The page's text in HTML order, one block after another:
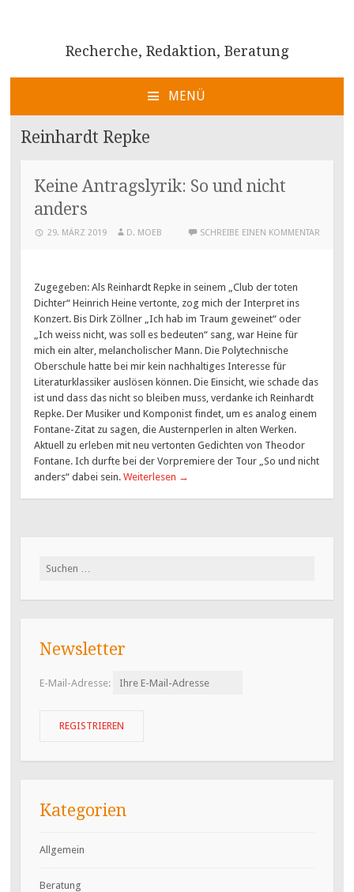
Recherche, Redaktion, Beratung
MENÜ
ZUM
INHALT
Reinhardt Repke
Keine Antragslyrik: So und nicht
anders
29. MÄRZ 2019 D. MOEB SCHREIBE EINEN KOMMENTAR
Zugegeben: Als Reinhardt Repke in seinem „Club der toten
Dichter“ Heinrich Heine vertonte, zog mich der Interpret ins
Konzert. Bis Dirk Zöllner „Ich hab im Traum geweinet“ oder
„Ich weiss nicht, was soll es bedeuten“ sang, war Heine für
mich ein alter, melancholischer Mann. Die Polytechnische
Oberschule hatte bei mir kein nachhaltiges Interesse für
Literaturklassiker auslösen können. Die Einsicht, wie schade das
ist und dass das nicht so bleiben muss, verdanke ich Reinhardt
Repke. Der Musiker und Komponist findet, um es analog einem
Fontane-Zitat zu sagen, die Austernperlen in alten Werken.
Aktuell zu erleben mit neu vertonten Gedichten von Theodor
Fontane. Ich durfte bei der Vorpremiere der Tour „So und nicht
anders“ dabei sein.Weiterlesen →
Suchen
Newsletter
E-Mail-Adresse:
Kategorien
Allgemein
Beratung